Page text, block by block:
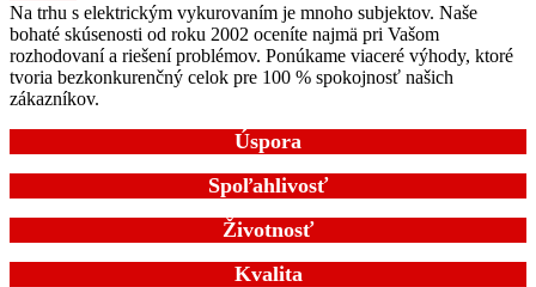
Na trhu s elektrickým vykurovaním je mnoho subjektov. Naše
bohaté skúsenosti od roku 2002 oceníte najmä pri Vašom
rozhodovaní a riešení problémov. Ponúkame viaceré výhody, ktoré
tvoria bezkonkurenčný celok pre 100 % spokojnosť našich
zákazníkov.
Úspora
Spoľahlivosť
Životnosť
Kvalita